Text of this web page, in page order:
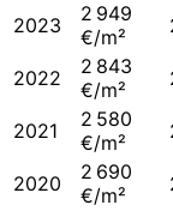
2023
2 949
€/m²
2022
2 843
€/m²
2021
2 580
€/m²
2020
2 690
€/m²